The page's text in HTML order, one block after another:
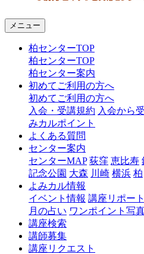
メニュー
柏センターTOP
柏センターTOP
柏センター案内
初めてご利用の方へ
初めてご利用の方へ
入会・受講規約 入会から
みカルポイント
よくある質問
センター案内
センターMAP 荻窪 恵比寿
記念公園 大森 川崎 横浜 柏
よみカル情報
イベント情報 講座リポー
月の占い ワンポイント写
講座検索
講師募集
講座リクエスト